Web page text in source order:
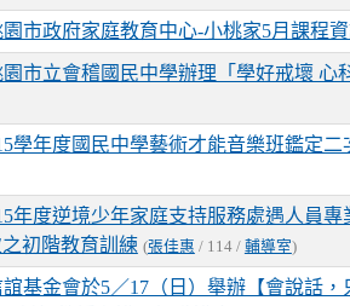
園市政府家庭教育中心-小桃家5月課程
園市立會稽國民中學辦理「學好戒壞 心
學年度國民中學藝術才能音樂班鑑定二
年度逆境少年家庭支持服務處遇人員專
初階教育訓練 (張佳惠 / 114 / 輔導室)
誼基金會於5／17（日）舉辦【會說話